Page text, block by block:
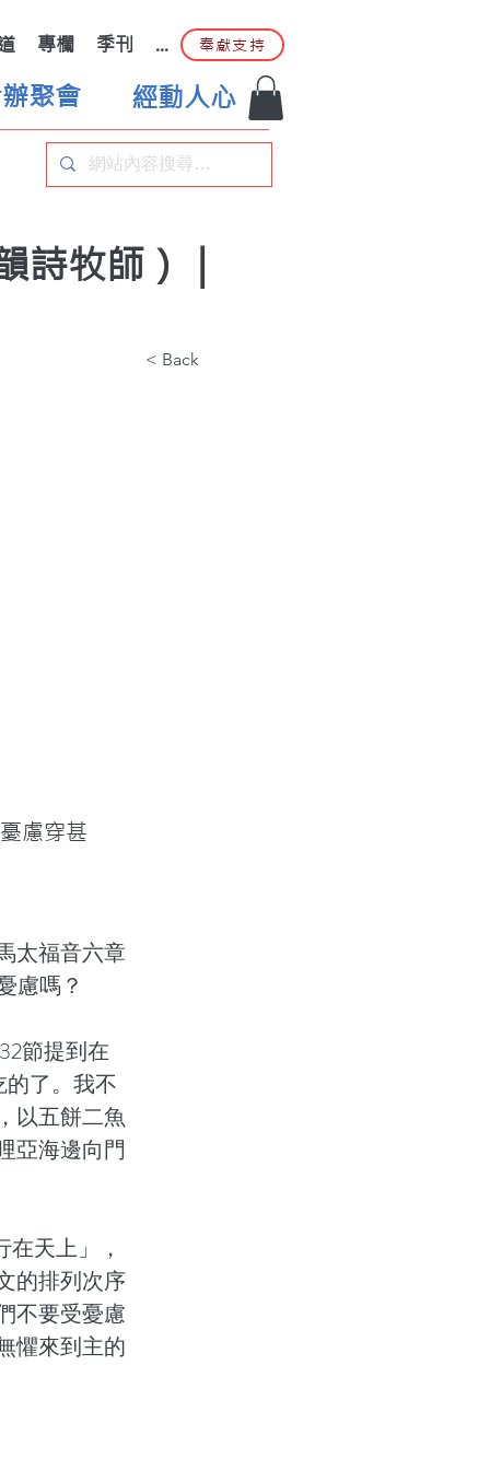
專欄 季刊 ... 奉獻支持
聚會 經動人心
牧師）｜
< Back
慮穿甚
太福音六章
慮嗎？
節提到在
了。我不
以五餅二魚
亞海邊向門
天上」，
的排列次序
不要受憂慮
懼來到主的